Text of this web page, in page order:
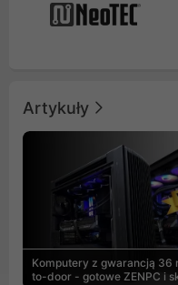
Artykuły
Komputery z gwarancją 36
to-door - gotowe ZENPC i